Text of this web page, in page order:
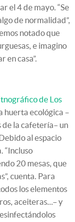
el 4 de mayo. “Se
de normalidad”,
notado que
e imagino
en casa”.
de Los
huerta ecológica –
de la cafetería– un
al espacio
“Incluso
20 mesas, que
cuenta. Para
los elementos
aceiteras...– y